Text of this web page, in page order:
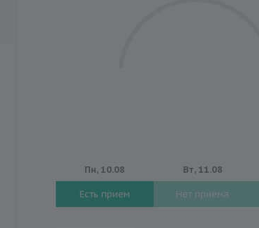
Пн, 10.08
Есть прием
Вт, 11.08
Нет приема